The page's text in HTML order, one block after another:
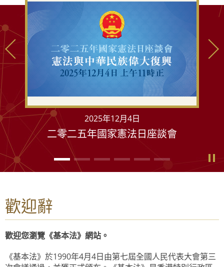
2025年12月4日
二零二五年國家憲法日座談會
歡迎辭
歡迎您瀏覽《基本法》網站。
《基本法》於1990年4月4日由第七屆全國人民代表大會第三